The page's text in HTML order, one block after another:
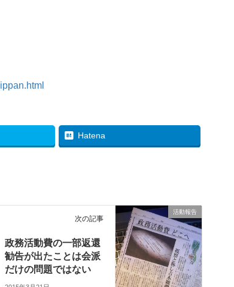
Hatena
活動報告
次の記事
政務活動費の一部返還
勧告が出たことは会派
だけの問題ではない